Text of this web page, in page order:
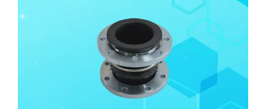
Kumuha ng